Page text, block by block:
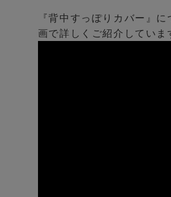
『背中すっぽりカバー』
画で詳しくご紹介していま